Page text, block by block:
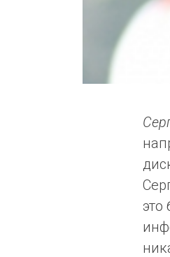
это